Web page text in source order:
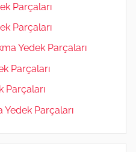
Parçaları
Parçaları
Yedek Parçaları
Parçaları
Parçaları
Yedek Parçaları